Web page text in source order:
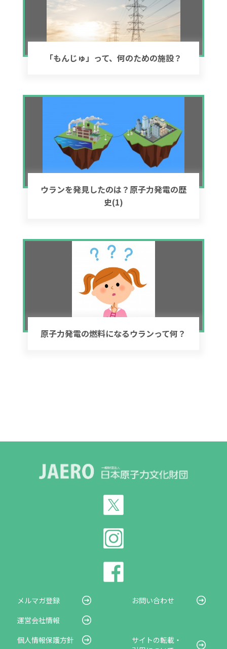
「もんじゅ」って、何のための施設？
ウランを発見したのは？原子力発電の歴
史(1)
原子力発電の燃料になるウランって何？
メルマガ登録
お問い合わせ
運営会社情報
個人情報保護方針
サイトの転載・